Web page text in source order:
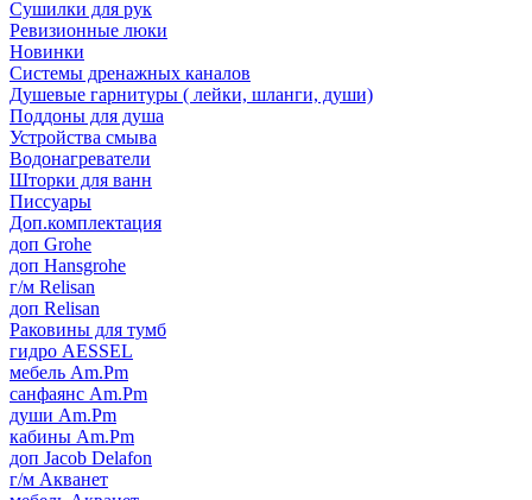
Сушилки для рук
Ревизионные люки
Новинки
Системы дренажных каналов
Душевые гарнитуры ( лейки, шланги, души)
Поддоны для душа
Устройства смыва
Водонагреватели
Шторки для ванн
Писсуары
Доп.комплектация
доп Grohe
доп Hansgrohe
г/м Relisan
доп Relisan
Раковины для тумб
гидро AESSEL
мебель Am.Pm
санфаянс Am.Pm
души Am.Pm
кабины Am.Pm
доп Jacob Delafon
г/м Акванет